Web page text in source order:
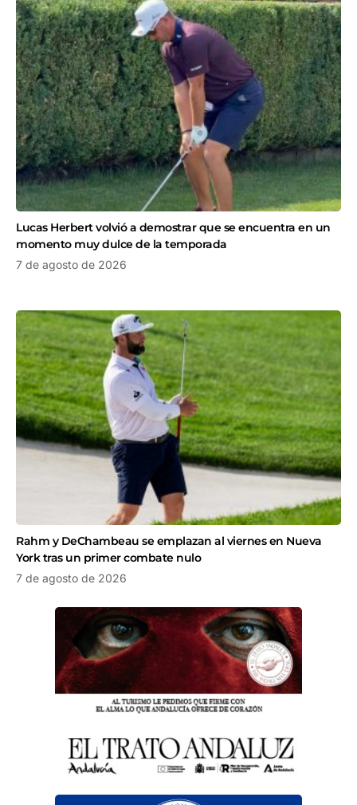
Lucas Herbert volvió a demostrar que se encuentra en un
momento muy dulce de la temporada
7 de agosto de 2026
Rahm y DeChambeau se emplazan al viernes en Nueva
York tras un primer combate nulo
7 de agosto de 2026